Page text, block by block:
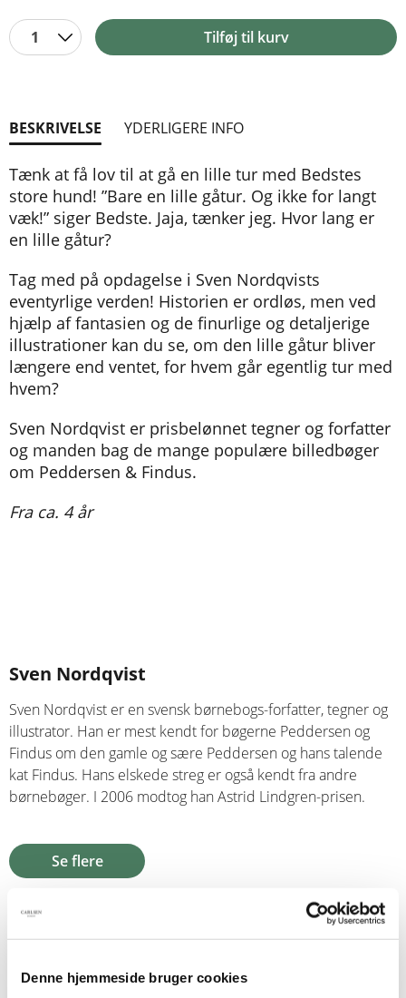
Denne hjemmeside bruger cookies
1 Tilføj til kurv
BESKRIVELSE YDERLIGERE INFO
Tænk at få lov til at gå en lille tur med Bedstes
store hund! ”Bare en lille gåtur. Og ikke for langt
væk!” siger Bedste. Jaja, tænker jeg. Hvor lang er
en lille gåtur?
Tag med på opdagelse i Sven Nordqvists
eventyrlige verden! Historien er ordløs, men ved
hjælp af fantasien og de finurlige og detaljerige
illustrationer kan du se, om den lille gåtur bliver
længere end ventet, for hvem går egentlig tur med
hvem?
Sven Nordqvist er prisbelønnet tegner og forfatter
og manden bag de mange populære billedbøger
om Peddersen & Findus.
Fra ca. 4 år
Sven Nordqvist
Sven Nordqvist er en svensk børnebogs-forfatter, tegner og
illustrator. Han er mest kendt for bøgerne Peddersen og
Findus om den gamle og sære Peddersen og hans talende
kat Findus. Hans elskede streg er også kendt fra andre
børnebøger. I 2006 modtog han Astrid Lindgren-prisen.
Se flere